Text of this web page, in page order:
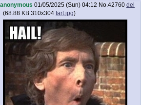
anonymous 01/05/2025 (Sun) 04:12 No.42760 del
(68.88 KB 310x304 fart.jpg)